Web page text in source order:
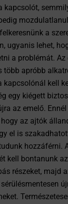
kapcsolót,
a
ugyanis lehet,
a problémát. Az
több apróbb
kapcsolónál kell
egy kiégett
az emelő.
az ajtók
el is
hozzáférni.
kell bontanunk
részeket, majd